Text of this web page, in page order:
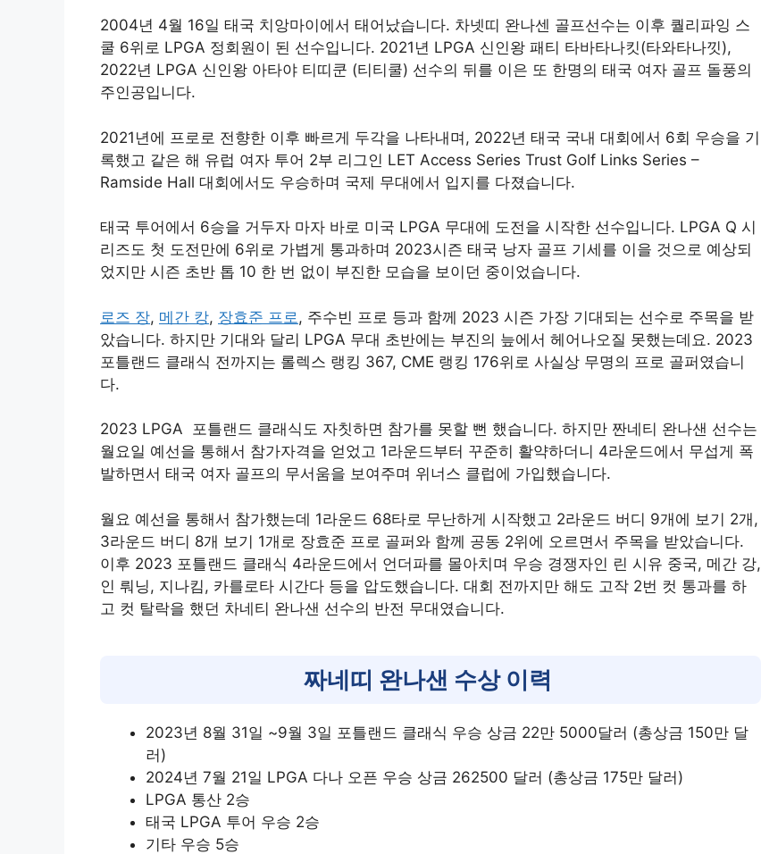
2004년 4월 16일 태국 치앙마이에서 태어났습니다. 차넷띠 완나센 골프선수는 이후 퀄리파잉 스
쿨 6위로 LPGA 정회원이 된 선수입니다. 2021년 LPGA 신인왕 패티 타바타나킷(타와타나낏),
2022년 LPGA 신인왕 아타야 티띠쿤 (티티쿨) 선수의 뒤를 이은 또 한명의 태국 여자 골프 돌풍의
주인공입니다.
2021년에 프로로 전향한 이후 빠르게 두각을 나타내며, 2022년 태국 국내 대회에서 6회 우승을 기
록했고 같은 해 유럽 여자 투어 2부 리그인 LET Access Series Trust Golf Links Series –
Ramside Hall 대회에서도 우승하며 국제 무대에서 입지를 다졌습니다.
태국 투어에서 6승을 거두자 마자 바로 미국 LPGA 무대에 도전을 시작한 선수입니다. LPGA Q 시
리즈도 첫 도전만에 6위로 가볍게 통과하며 2023시즌 태국 낭자 골프 기세를 이을 것으로 예상되
었지만 시즌 초반 톱 10 한 번 없이 부진한 모습을 보이던 중이었습니다.
로즈 장, 메간 캉, 장효준 프로, 주수빈 프로 등과 함께 2023 시즌 가장 기대되는 선수로 주목을 받
았습니다. 하지만 기대와 달리 LPGA 무대 초반에는 부진의 늪에서 헤어나오질 못했는데요. 2023
포틀랜드 클래식 전까지는 롤렉스 랭킹 367, CME 랭킹 176위로 사실상 무명의 프로 골퍼였습니
다.
2023 LPGA 포틀랜드 클래식도 자칫하면 참가를 못할 뻔 했습니다. 하지만 짠네티 완나샌 선수는
월요일 예선을 통해서 참가자격을 얻었고 1라운드부터 꾸준히 활약하더니 4라운드에서 무섭게 폭
발하면서 태국 여자 골프의 무서움을 보여주며 위너스 클럽에 가입했습니다.
월요 예선을 통해서 참가했는데 1라운드 68타로 무난하게 시작했고 2라운드 버디 9개에 보기 2개,
3라운드 버디 8개 보기 1개로 장효준 프로 골퍼와 함께 공동 2위에 오르면서 주목을 받았습니다.
이후 2023 포틀랜드 클래식 4라운드에서 언더파를 몰아치며 우승 경쟁자인 린 시유 중국, 메간 강,
인 뤄닝, 지나킴, 카를로타 시간다 등을 압도했습니다. 대회 전까지만 해도 고작 2번 컷 통과를 하
고 컷 탈락을 했던 차네티 완나샌 선수의 반전 무대였습니다.
짜네띠 완나샌 수상 이력
2023년 8월 31일 ~9월 3일 포틀랜드 클래식 우승 상금 22만 5000달러 (총상금 150만 달
러)
2024년 7월 21일 LPGA 다나 오픈 우승 상금 262500 달러 (총상금 175만 달러)
LPGA 통산 2승
태국 LPGA 투어 우승 2승
기타 우승 5승